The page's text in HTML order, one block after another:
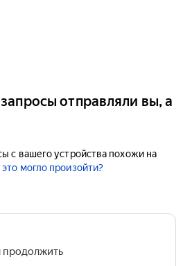
отправляли вы, а
с вашего устройства похожи на
могло произойти?